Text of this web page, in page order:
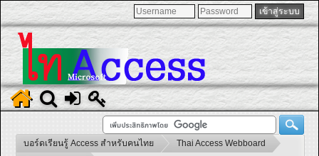
บอร์ดเรียนรู้ Access สำหรับคนไทย
Thai Access Webboard